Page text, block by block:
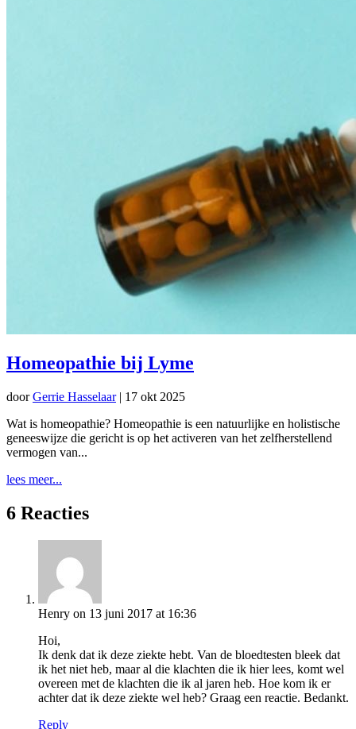
Homeopathie bij Lyme
doorGerrie Hasselaar| 17 okt 2025
Wat is homeopathie? Homeopathie is een natuurlijke en holistische
geneeswijze die gericht is op het activeren van het zelfherstellend
vermogen van...
lees meer...
6 Reacties
Henry on 13 juni 2017 at 16:36
Hoi,
Ik denk dat ik deze ziekte hebt. Van de bloedtesten bleek dat
ik het niet heb, maar al die klachten die ik hier lees, komt wel
overeen met de klachten die ik al jaren heb. Hoe kom ik er
achter dat ik deze ziekte wel heb? Graag een reactie. Bedankt.
Reply